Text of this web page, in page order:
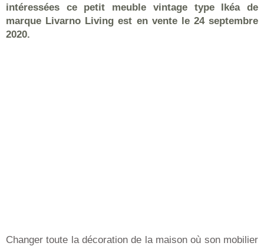
intéressées ce petit meuble vintage type Ikéa de
marque Livarno Living est en vente le 24 septembre
2020.
Changer toute la décoration de la maison où son mobilier